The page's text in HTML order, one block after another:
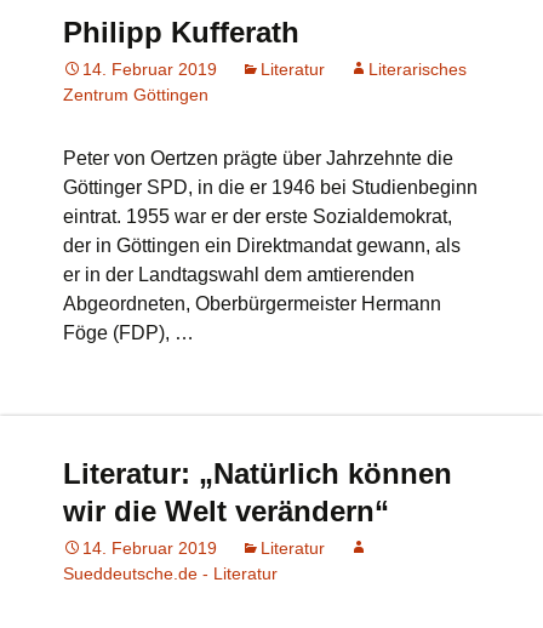
Philipp Kufferath
14. Februar 2019 Literatur
Literarisches
Zentrum Göttingen
Peter von Oertzen prägte über Jahrzehnte die
Göttinger SPD, in die er 1946 bei Studienbeginn
eintrat. 1955 war er der erste Sozialdemokrat,
der in Göttingen ein Direktmandat gewann, als
er in der Landtagswahl dem amtierenden
Abgeordneten, Oberbürgermeister Hermann
Föge (FDP), …
Literatur: „Natürlich können
wir die Welt verändern“
14. Februar 2019
Literatur
Sueddeutsche.de - Literatur